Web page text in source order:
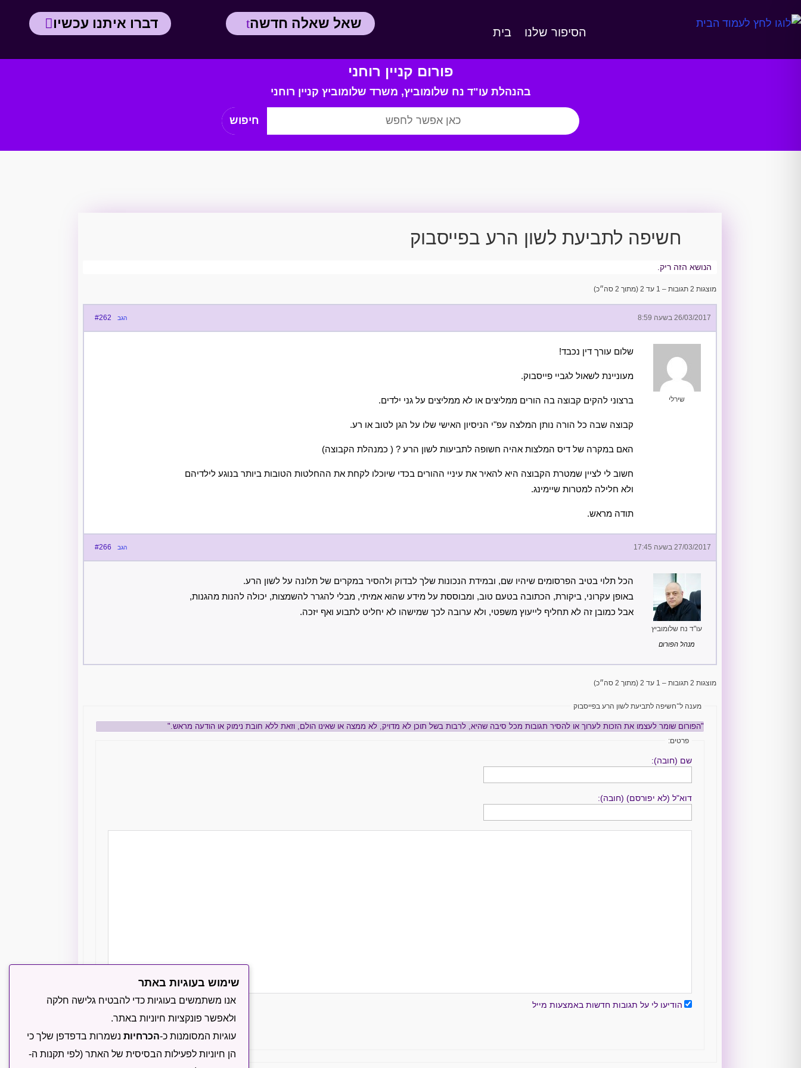
דברו איתנו עכשיו שאל שאלה חדשה
הסיפור שלנו בית
פורום קניין רוחני
בהנהלת עו"ד נח שלומוביץ, משרד שלומוביץ קניין רוחני
חשיפה לתביעת לשון הרע בפייסבוק
הנושא הזה ריק.
מוצגות 2 תגובות – 1 עד 2 (מתוך 2 סה״כ)
26/03/2017 בשעה 8:59 #262 הגב
שירלי
שלום עורך דין נכבד!
מעוניינת לשאול לגביי פייסבוק.
ברצוני להקים קבוצה בה הורים ממליצים או לא ממליצים על גני ילדים.
קבוצה שבה כל הורה נותן המלצה עפ"י הניסיון האישי שלו על הגן לטוב או רע.
האם במקרה של דיס המלצות אהיה חשופה לתביעות לשון הרע ? ( כמנהלת הקבוצה)
חשוב לי לציין שמטרת הקבוצה היא להאיר את עיניי ההורים בכדי שיוכלו לקחת את ההחלטות הטובות ביותר בנוגע לילדיהם
ולא חלילה למטרות שיימינג.
תודה מראש.
27/03/2017 בשעה 17:45 #266 הגב
עו"ד נח שלומוביץ
מנהל הפורום
הכל תלוי בטיב הפרסומים שיהיו שם, ובמידת הנכונות שלך לבדוק ולהסיר במקרים של תלונה על לשון הרע.
באופן עקרוני, ביקורת, הכתובה בטעם טוב, ומבוססת על מידע שהוא אמיתי, מבלי להגרר להשמצות, יכולה להנות מהגנות,
אבל כמובן זה לא תחליף לייעוץ משפטי, ולא ערובה לכך שמישהו לא יחליט לתבוע ואף יזכה.
מוצגות 2 תגובות – 1 עד 2 (מתוך 2 סה״כ)
מענה ל־חשיפה לתביעת לשון הרע בפייסבוק
"הפורום שומר לעצמו את הזכות לערוך או להסיר תגובות מכל סיבה שהיא, לרבות בשל תוכן לא מדויק, לא ממצה או שאינו הולם, וזאת ללא חובת נימוק או הודעה מראש."
פרטים:
שם (חובה):
דוא"ל (לא יפורסם) (חובה):
הודיעו לי על תגובות חדשות באמצעות מייל
שליחה
שימוש בעוגיות באתר
אנו משתמשים בעוגיות כדי להבטיח גלישה חלקה
ולאפשר פונקציות חיוניות באתר.
עוגיות המסומנות כ-הכרחיותנשמרות בדפדפן שלך כי
הן חיוניות לפעילות הבסיסית של האתר (לפי תקנות ה-